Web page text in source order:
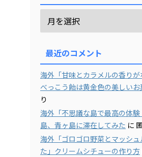
最近のコメント
海外「甘味とカラメルの香りが
べっこう飴は黄金色の美しいお
り
海外「不思議な島で最高の体
島、青ヶ島に滞在してみた に
海外「ゴロゴロ野菜とマッシュ
た」クリームシチューの作り方